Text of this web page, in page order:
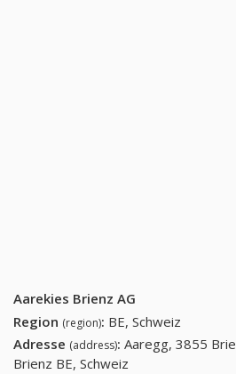
Aarekies Brienz AG
Region (region): BE, Schweiz
Adresse (address): Aaregg, 3855
Brienz BE, Schweiz